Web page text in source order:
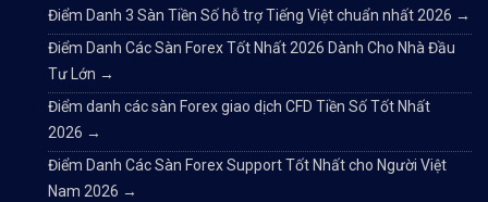
Điểm Danh 3 Sàn Tiền Số hỗ trợ Tiếng Việt chuẩn nhất 2026 →
Điểm Danh Các Sàn Forex Tốt Nhất 2026 Dành Cho Nhà Đầu
Tư Lớn →
Điểm danh các sàn Forex giao dịch CFD Tiền Số Tốt Nhất
2026 →
Điểm Danh Các Sàn Forex Support Tốt Nhất cho Người Việt
Nam 2026 →